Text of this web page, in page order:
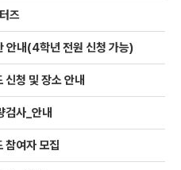
즈
안내(4학년 전원 신청 가능)
청 및 장소 안내
사_안내
여자 모집​